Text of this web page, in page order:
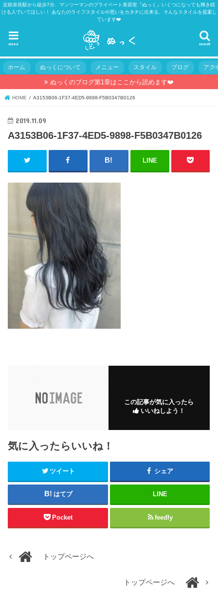
近鉄奈良駅から徒歩7分、マンツーマンのプライベート美容室『ぬっく』いくつになっても輝き続
ける人でいてほしい！ あなたのライフスタイルや思いをカタチに出来る、そんなスタイルを提案し
ています❤️
search
menu
ホーム ぬっくについて メニュー スタイル ブログ アク
ぬっくのブログ第1章はここから読めます❤️
HOME A3153B06-1F37-4ED5-9898-F5B0347B0126
2019.11.09
A3153B06-1F37-4ED5-9898-F5B0347B0126
LINE
この記事が気に入ったら
いいねしよう！
気に入ったらいいね！
ツイート シェア
はてブ LINE
Pocket feedly
トップページへ
トップページへ